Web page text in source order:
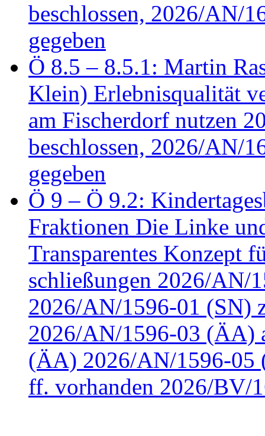
beschlossen, 2026/AN/
gegeben
Ö 8.5 – 8.5.1: Martin
Klein) Erlebnisqualität
am Fischerdorf nutzen
beschlossen, 2026/AN/
gegeben
Ö 9 – Ö 9.2:
Fraktionen Die Linke
Transparentes Konzept
schließungen 2026/AN/
2026/AN/1596-01 (SN)
2026/AN/1596-03 (ÄA)
(ÄA) 2026/AN/1596-05
ff. vorhanden 2026/BV/